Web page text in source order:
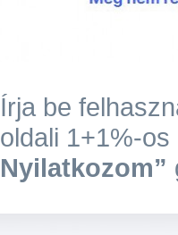
Írja be
oldali 1+1%-
Nyilatkozom”